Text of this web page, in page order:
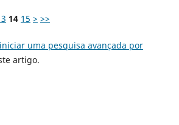
14 15 > >>
iniciar uma pesquisa avançada por
artigo.